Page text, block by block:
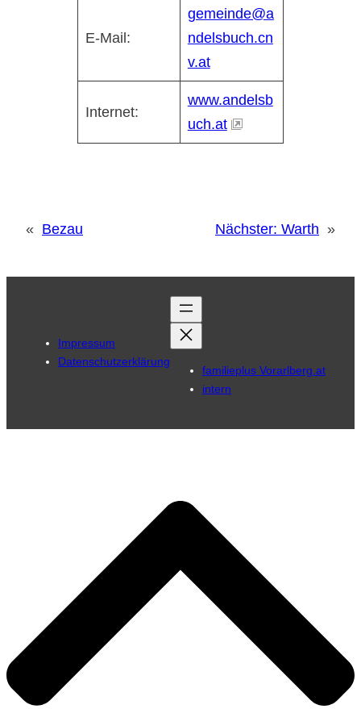
E-Mail:
gemeinde@a
ndelsbuch.cn
v.at
Internet:
www.andelsb
uch.at
« Bezau Nächster: Warth »
Impressum
Datenschutzerklärung
familieplus Vorarlberg.at
intern